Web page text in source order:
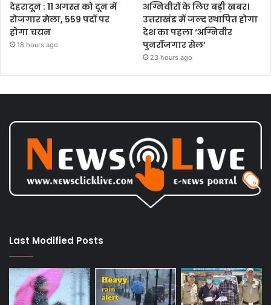
देहरादून : 11 अगस्त को दून में
रोजगार मेला, 559 पदों पर
होगा चयन
18 hours ago
अग्निवीरों के लिए बड़ी खबर।
उत्तराखंड में जल्द स्थापित होगा
देश का पहला ‘अग्निवीर
पुनर्रोजगार सेल’
23 hours ago
Last Modified Posts